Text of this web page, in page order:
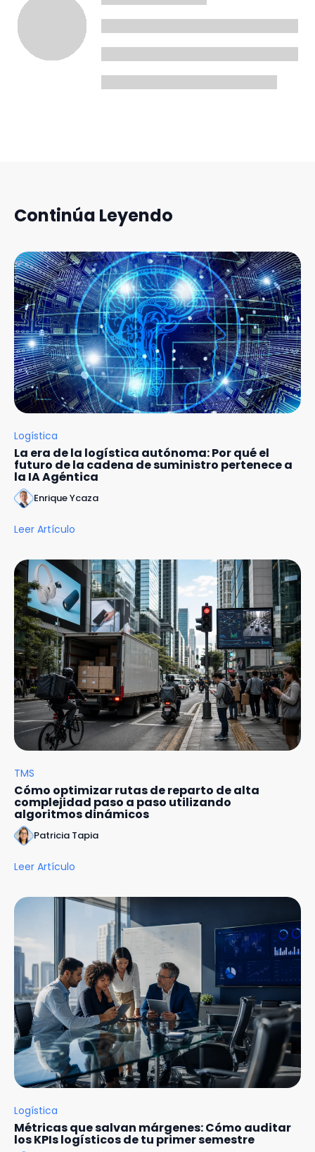
Continúa Leyendo
Logística
La era de la logística autónoma: Por qué el
futuro de la cadena de suministro pertenece a
la IA Agéntica
Enrique Ycaza
Leer Artículo
TMS
Cómo optimizar rutas de reparto de alta
complejidad paso a paso utilizando
algoritmos dinámicos
Patricia Tapia
Leer Artículo
Logística
Métricas que salvan márgenes: Cómo auditar
los KPIs logísticos de tu primer semestre